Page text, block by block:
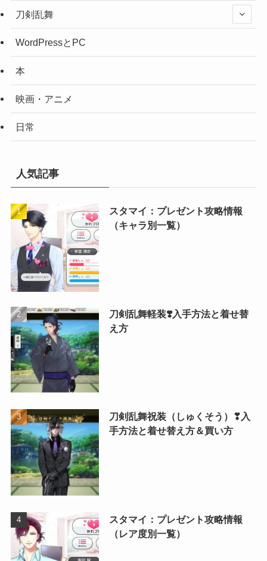
刀剣乱舞
WordPressとPC
本
映画・アニメ
日常
人気記事
スタマイ：プレゼント攻略情報
（キャラ別一覧）
刀剣乱舞軽装❣️入手方法と着せ替
え方
刀剣乱舞祝装（しゅくそう）❣入
手方法と着せ替え方＆買い方
スタマイ：プレゼント攻略情報
（レア度別一覧）